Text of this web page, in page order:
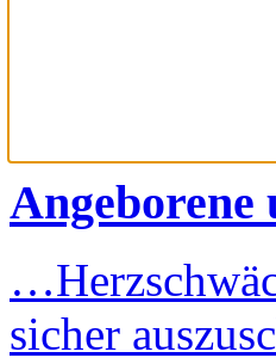
Angeborene
sicher